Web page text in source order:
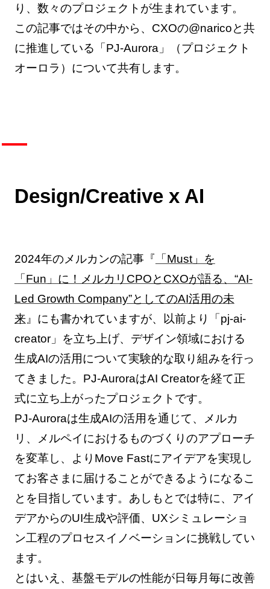
り、数々のプロジェクトが生まれています。
この記事ではその中から、CXOの@naricoと共
に推進している「PJ-Aurora」（プロジェクト
オーロラ）について共有します。
Design/Creative x AI
2024年のメルカンの記事『 「Must」を
「Fun」に！メルカリCPOとCXOが語る、“AI-
Led Growth Company”としてのAI活用の未
来』にも書かれていますが、以前より「pj-ai-
creator」を立ち上げ、デザイン領域における
生成AIの活用について実験的な取り組みを行っ
てきました。PJ-AuroraはAI Creatorを経て正
式に立ち上がったプロジェクトです。
PJ-Auroraは生成AIの活用を通じて、メルカ
リ、メルペイにおけるものづくりのアプローチ
を変革し、よりMove Fastにアイデアを実現し
てお客さまに届けることができるようになるこ
とを目指しています。あしもとでは特に、アイ
デアからのUI生成や評価、UXシミュレーショ
ン工程のプロセスイノベーションに挑戦してい
ます。
とはいえ、基盤モデルの性能が日毎月毎に改善